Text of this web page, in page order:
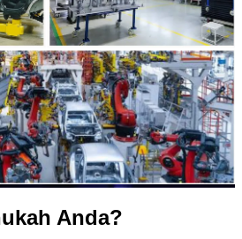
Anda?